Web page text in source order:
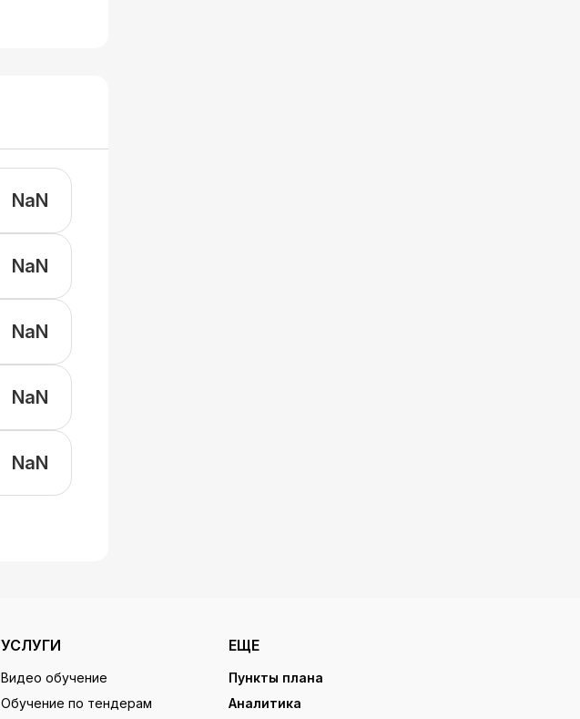
NaN
NaN
NaN
NaN
NaN
УСЛУГИ
Видео обучение
Обучение по тендерам
ЕЩЕ
Пункты плана
Аналитика